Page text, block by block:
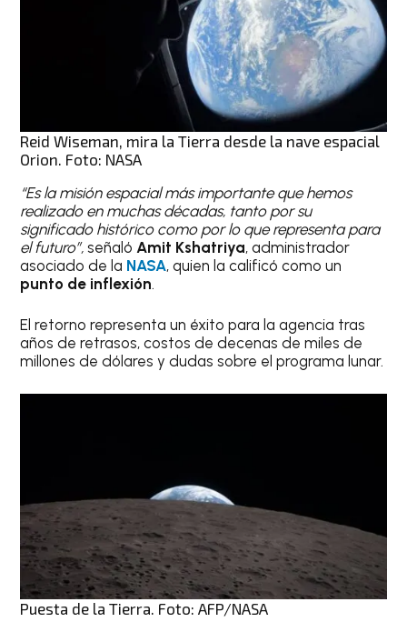
Reid Wiseman, mira la Tierra desde la nave espacial
Orion. Foto: NASA
“Es la misión espacial más importante que hemos
realizado en muchas décadas, tanto por su
significado histórico como por lo que representa para
el futuro”, señaló Amit Kshatriya, administrador
asociado de la NASA, quien la calificó como un
punto de inflexión.
El retorno representa un éxito para la agencia tras
años de retrasos, costos de decenas de miles de
millones de dólares y dudas sobre el programa lunar.
Puesta de la Tierra. Foto: AFP/NASA